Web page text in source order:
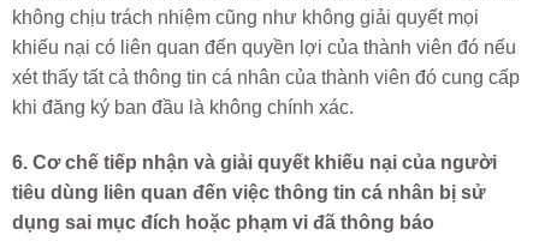
không chịu trách nhiệm cũng như không giải quyết mọi
khiếu nại có liên quan đến quyền lợi của thành viên đó nếu
xét thấy tất cả thông tin cá nhân của thành viên đó cung cấp
khi đăng ký ban đầu là không chính xác.
6. Cơ chế tiếp nhận và giải quyết khiếu nại của người
tiêu dùng liên quan đến việc thông tin cá nhân bị sử
dụng sai mục đích hoặc phạm vi đã thông báo